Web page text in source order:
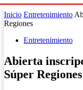
Inicio Entretenimiento
Regiones
Entretenimiento
Abierta
Súper Regiones